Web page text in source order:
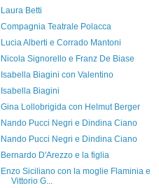
Laura Betti
Compagnia Teatrale Polacca
Lucia Alberti e Corrado Mantoni
Nicola Signorello e Franz De Biase
Isabella Biagini con Valentino
Isabella Biagini
Gina Lollobrigida con Helmut Berger
Nando Pucci Negri e Dindina Ciano
Nando Pucci Negri e Dindina Ciano
Bernardo D'Arezzo e la figlia
Enzo Siciliano con la moglie Flaminia e
Vittorio G...